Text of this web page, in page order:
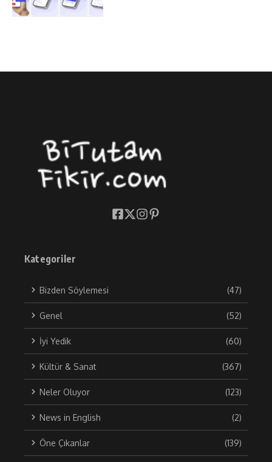
Kategoriler
Bizden Söylemesi (47)
Genel (52)
İyi Yedik (60)
Kültür & Sanat (367)
Neler Oluyor (123)
News in English (2)
Öne Çıkanlar (139)